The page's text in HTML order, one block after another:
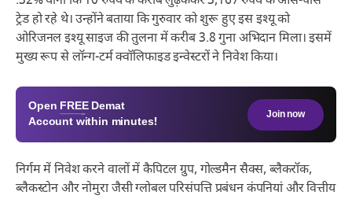
ट्रेड हो रहे थे। उन्होंने बताया कि गुरुवार को शुरू हुए इस इश्यू को
ओरिजनल इश्यू साइज की तुलना में करीब 3.8 गुना अभिदान मिला। इसमें
मुख्य रूप से लॉन्ग-टर्म क्वॉलिफाइड इन्वेस्टरों ने निवेश किया।
Open FREE Demat
Account within minutes!
Join now
निर्गम में निवेश करने वालों में कैपिटल ग्रुप, गोल्डमैन सैक्स, ब्लैकरॉक,
ब्लैकस्टोन और नोमुरा जैसी ग्लोबल परिसंपत्ति प्रबंधन कंपनियां और वित्तीय